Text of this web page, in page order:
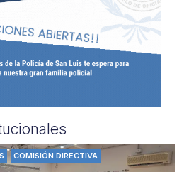
COMISIÓN DIRECTIVA